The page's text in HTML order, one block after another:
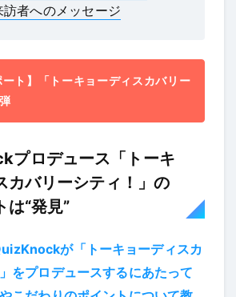
訪者へのメッセージ
ート】「トーキョーディスカバリー
プロデュース「トーキ
カバリーシティ！」の
は“発見”
が「トーキョーディスカ
をプロデュースするにあたって